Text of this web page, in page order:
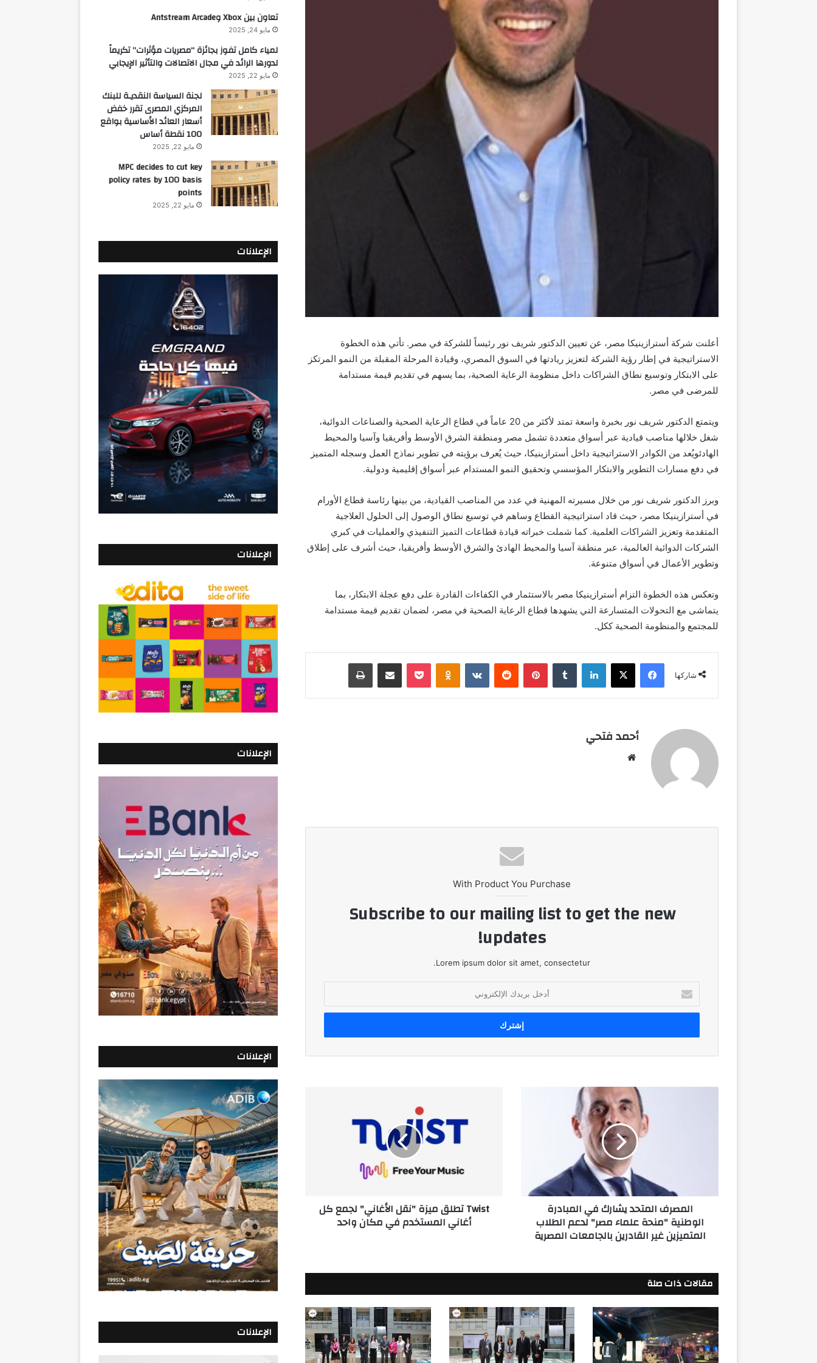
أعلنت شركة أسترازينيكا مصر، عن تعيين الدكتور شريف نور رئيساً للشركة في مصر. تأتي هذه الخطوة
الاستراتيجية في إطار رؤية الشركة لتعزيز ريادتها في السوق المصري، وقيادة المرحلة المقبلة من النمو المرتكز
على الابتكار وتوسيع نطاق الشراكات داخل منظومة الرعاية الصحية، بما يسهم في تقديم قيمة مستدامة
للمرضى في مصر.
ويتمتع الدكتور شريف نور بخبرة واسعة تمتد لأكثر من 20 عاماً في قطاع الرعاية الصحية والصناعات الدوائية،
شغل خلالها مناصب قيادية عبر أسواق متعددة تشمل مصر ومنطقة الشرق الأوسط وأفريقيا وآسيا والمحيط
الهادئويُعد من الكوادر الاستراتيجية داخل أسترازينيكا، حيث يُعرف برؤيته في تطوير نماذج العمل وسجله المتميز
في دفع مسارات التطوير والابتكار المؤسسي وتحقيق النمو المستدام عبر أسواق إقليمية ودولية.
وبرز الدكتور شريف نور من خلال مسيرته المهنية في عدد من المناصب القيادية، من بينها رئاسة قطاع الأورام
في أسترازينيكا مصر، حيث قاد استراتيجية القطاع وساهم في توسيع نطاق الوصول إلى الحلول العلاجية
المتقدمة وتعزيز الشراكات العلمية.كما شملت خبراته قيادة قطاعات التميز التنفيذي والعمليات فيكبري
الشركات الدوائية العالمية، عبر منطقة آسيا والمحيط الهادئ والشرق الأوسط وأفريقيا، حيث أشرف على إطلاق
وتطوير الأعمال في أسواق متنوعة.
وتعكس هذه الخطوة التزام أسترازينيكا مصر بالاستثمار في الكفاءات القادرة على دفع عجلة الابتكار، بما
يتماشى مع التحولات المتسارعة التي يشهدها قطاع الرعاية الصحية في مصر، لضمان تقديم قيمة مستدامة
للمجتمع والمنظومة الصحية ككل.
شاركها
فيسبوك ‫X لينكدإن بينتيريست Odnoklassniki
‫Pocket مشاركة عبر البريد طباعة
أحمد فتحي
With Product You Purchase
Subscribe to our mailing list to get the new
updates!
Lorem ipsum dolor sit amet, consectetur.
بريدك
الإلكتروني
مصر"
الطلاب
المتميزين
بالجامعات
المصرية
المصرف المتحد يشارك في المبادرة
الوطنية "منحة علماء مصر" لدعم الطلاب
المتميزين غير القادرين بالجامعات المصرية
Twist تطلق ميزة "نقل الأغاني" لجمع كل
أغاني المستخدم في مكان واحد
مقالات ذات صلة
تعاون بين Xbox وAntstream Arcade
مايو 24, 2025
لمياء كامل تفوز بجائزة “مصريات مؤثرات” تكريماً
لدورها الرائد في مجال الاتصالات والتأثير الإيجابي
مايو 22, 2025
لجنة السياسة النقديـة للبنك
المركزي المصرى تقرر خفض
أسعار العائد الأساسية بواقع
100 نقطة أساس
مايو 22, 2025
MPC decides to cut key
policy rates by 100 basis
points
مايو 22, 2025
الإعلانات
الإعلانات
الإعلانات
الإعلانات
الإعلانات